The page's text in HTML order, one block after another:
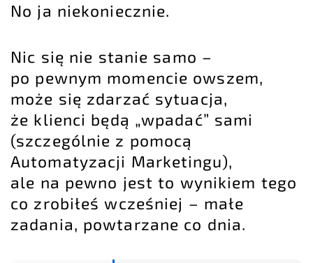
No ja niekoniecznie.
Nic się nie stanie samo –
po pewnym momencie owszem,
może się zdarzać sytuacja,
że klienci będą „wpadać” sami
(szczególnie z pomocą
Automatyzacji Marketingu),
ale na pewno jest to wynikiem tego
co zrobiłeś wcześniej – małe
zadania, powtarzane co dnia.